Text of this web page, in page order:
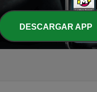
de América
DESCARGAR APP